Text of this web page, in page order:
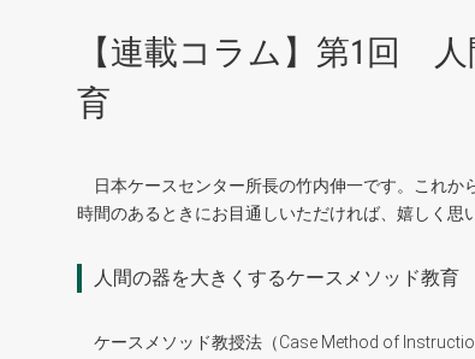
【連載コラム】第1回
育
日本ケースセンター所長の竹内伸一です。これか
時間のあるときにお目通しいただければ、嬉しく思
人間の器を大きくするケースメソッド教育
ケースメソッド教授法（Case Method of